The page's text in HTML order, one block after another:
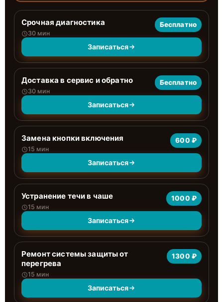
Срочная диагностика
30 мин
Бесплатно
Записаться
Доставка в сервис и обратно
30 мин
Бесплатно
Записаться
Замена кнопки включения
15 мин
600 ₽
Записаться
Устранение течи в чаше
15 мин
1000 ₽
Записаться
Ремонт системы защиты от
перегрева
15 мин
1300 ₽
Записаться